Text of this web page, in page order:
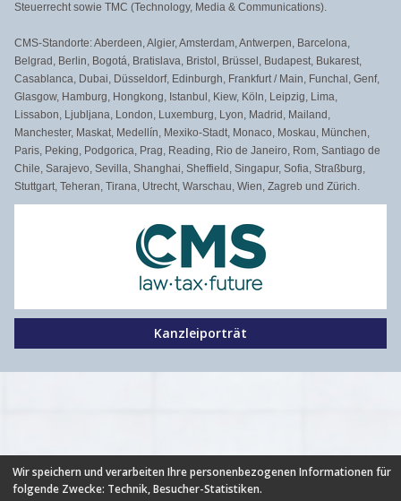
Steuerrecht sowie TMC (Technology, Media & Communications).
CMS-Standorte: Aberdeen, Algier, Amsterdam, Antwerpen, Barcelona,
Belgrad, Berlin, Bogotá, Bratislava, Bristol, Brüssel, Budapest, Bukarest,
Casablanca, Dubai, Düsseldorf, Edinburgh, Frankfurt / Main, Funchal, Genf,
Glasgow, Hamburg, Hongkong, Istanbul, Kiew, Köln, Leipzig, Lima,
Lissabon, Ljubljana, London, Luxemburg, Lyon, Madrid, Mailand,
Manchester, Maskat, Medellín, Mexiko-Stadt, Monaco, Moskau, München,
Paris, Peking, Podgorica, Prag, Reading, Rio de Janeiro, Rom, Santiago de
Chile, Sarajevo, Sevilla, Shanghai, Sheffield, Singapur, Sofia, Straßburg,
Stuttgart, Teheran, Tirana, Utrecht, Warschau, Wien, Zagreb und Zürich.
Kanzleiporträt
HILFE | FAQ | AGB | NUTZUNGSBEDINGUNGEN
|
DATENSCHUTZ
| ÜBER UNS | NEUIGKEITEN
Wir speichern und verarbeiten Ihre personenbezogenen Informationen für
folgende Zwecke: Technik, Besucher-Statistiken.